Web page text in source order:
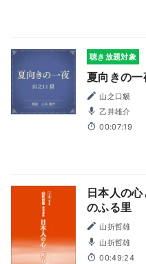
聴き放題対象
夏向きの一
山之口貘
乙井雄介
00:07:19
日本人の
のふる里
山折哲雄
山折哲雄
00:49:24